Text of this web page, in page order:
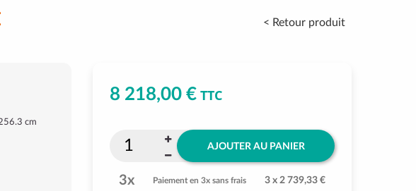
< Retour produit
cm
8 218,00 €TTC
AJOUTER AU PANIER
3x Paiement en 3x sans frais 3 x 2 739,33 €